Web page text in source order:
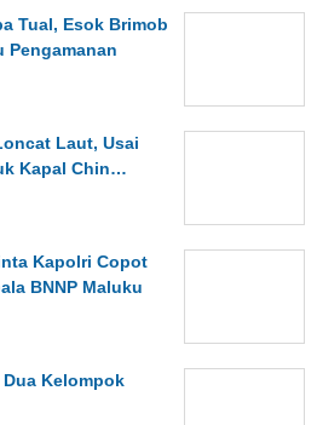
Tual, Esok Brimob
Pengamanan
Laut, Usai
Kapal Chin…
Kapolri Copot
BNNP Maluku
Kelompok